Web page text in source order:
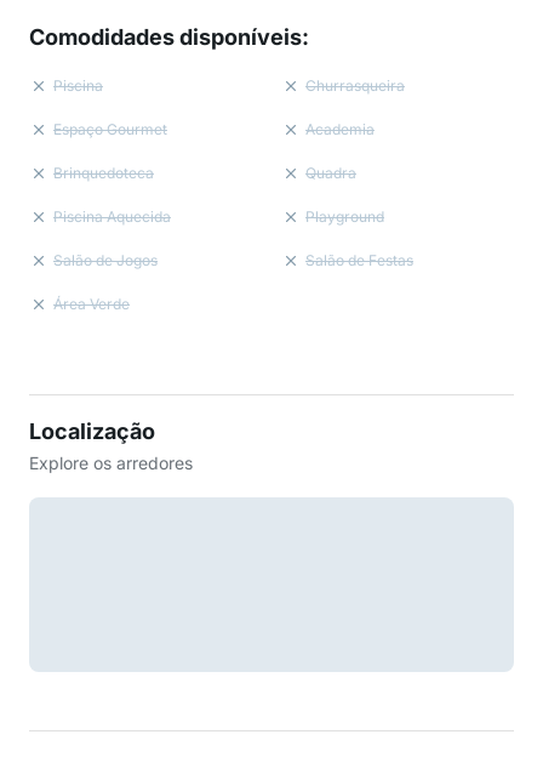
Comodidades disponíveis:
Piscina Churrasqueira
Espaço Gourmet Academia
Brinquedoteca Quadra
Piscina Aquecida Playground
Salão de Jogos Salão de Festas
Área Verde
Localização
Explore os arredores